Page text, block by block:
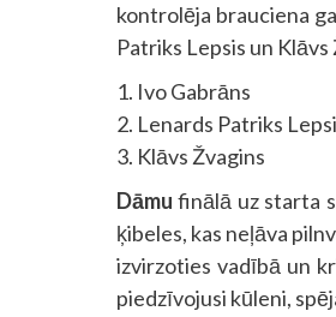
kontrolēja brauciena
Patriks Lepsis un Klāvs
1. Ivo Gabrāns
2. Lenards Patriks
3. Klāvs Žvagins
Dāmu finālā uz starta
ķibeles, kas neļāva
izvirzoties vadībā un
piedzīvojusi kūleni,